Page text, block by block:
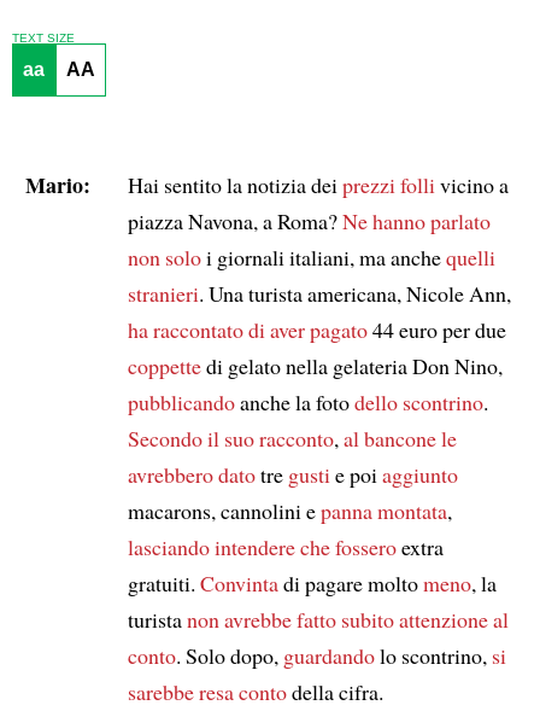
TEXT SIZE
aa AA
Mario: Hai sentito la notizia dei prezzi folli vicino a
piazza Navona, a Roma?Ne hanno parlato
non soloi giornali italiani, ma anchequelli
stranieri. Una turista americana, Nicole Ann,
ha raccontato di aver pagato44 euro per due
coppettedi gelato nella gelateria Don Nino,
pubblicandoanche la fotodello scontrino.
Secondoil suo racconto, al bancone le
avrebbero datotre gusti e poi aggiunto
macarons, cannolini epanna montata,
lasciando intendere che fosseroextra
gratuiti. Convintadi pagare moltomeno, la
turistanon avrebbe fatto subito attenzione al
conto. Solo dopo, guardandolo scontrino, si
sarebbe resa contodella cifra.